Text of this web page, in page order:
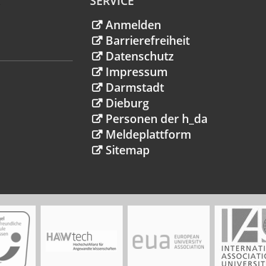
Anmelden
Barrierefreiheit
Datenschutz
Impressum
Darmstadt
Dieburg
Personen der h_da
Meldeplattform
Sitemap